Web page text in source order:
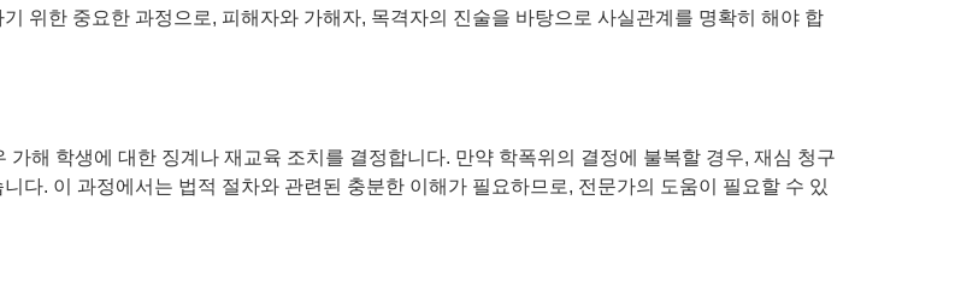
위한 중요한 과정으로, 피해자와 가해자, 목격자의 진술을 바탕으로 사실관계를 명확히 해야 합
해 학생에 대한 징계나 재교육 조치를 결정합니다. 만약 학폭위의 결정에 불복할 경우, 재심 청구
다. 이 과정에서는 법적 절차와 관련된 충분한 이해가 필요하므로, 전문가의 도움이 필요할 수 있